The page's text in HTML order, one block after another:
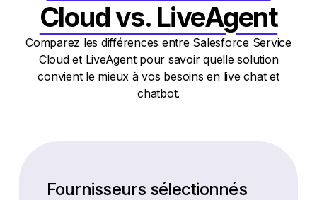
Cloud vs. LiveAgent
Comparez les différences entre Salesforce Service
Cloud et LiveAgent pour savoir quelle solution
convient le mieux à vos besoins en live chat et
chatbot.
Fournisseurs sélectionnés